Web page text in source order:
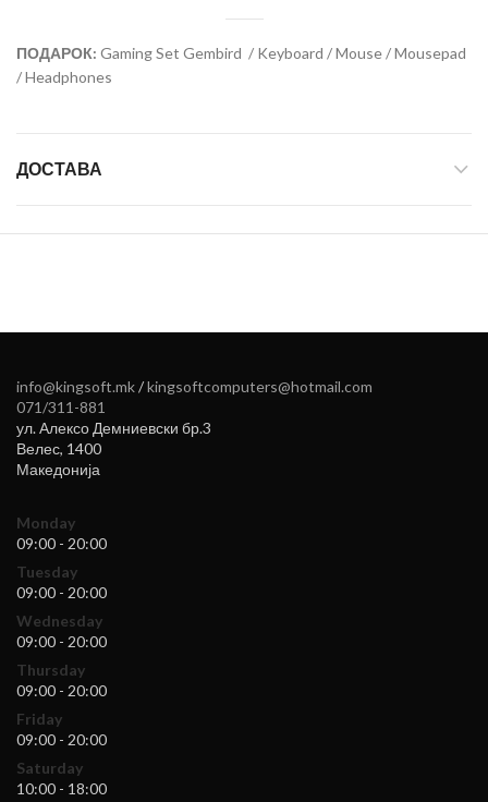
ПОДАРОК: Gaming Set Gembird / Keyboard / Mouse / Mousepad
/ Headphones
ДОСТАВА
info@kingsoft.mk/kingsoftcomputers@hotmail.com
071/311-881
ул. Алексо Демниевски бр.3
Велес, 1400
Македонија
Monday
09:00 - 20:00
Tuesday
09:00 - 20:00
Wednesday
09:00 - 20:00
Thursday
09:00 - 20:00
Friday
09:00 - 20:00
Saturday
10:00 - 18:00